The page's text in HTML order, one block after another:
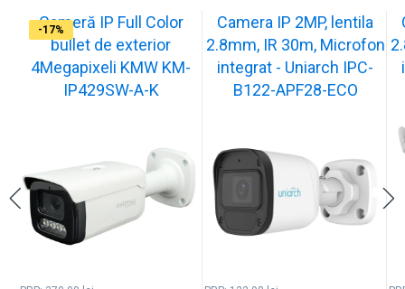
-13%
Cameră IP Full Color
bullet de exterior
4Megapixeli KMW KM-
IP429SW-A-K
-17%
Camera IP 2MP, lentila
2.8mm, IR 30m, Microfon
integrat - Uniarch IPC-
B122-APF28-ECO
-17%
-17%
-17%
-17%
-17%
-17%
-17%
-17%